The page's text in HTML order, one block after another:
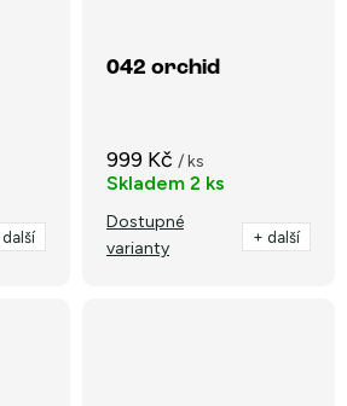
042 orchid
999 Kč / ks
Skladem 2 ks
Dostupné
varianty
+ další